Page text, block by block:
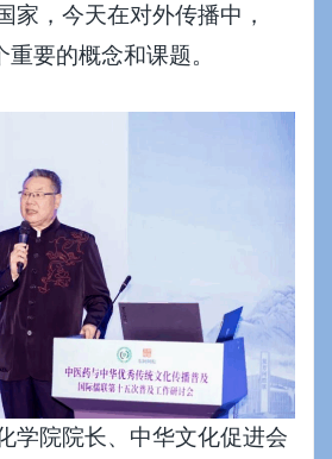
家，今天在对外传播中，
重要的概念和课题。
院院长、中华文化促进会